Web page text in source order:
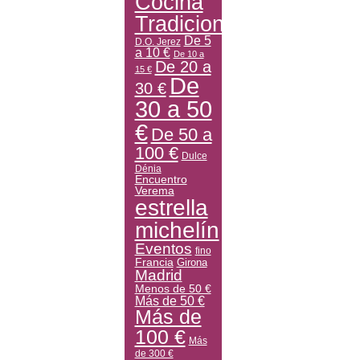
Tradicional
D.O. Jerez De 5
a 10 € De 10 a
15 € De 20 a
30 € De
30 a 50
€ De 50 a
100 € Dulce
Dénia
Encuentro
Verema
estrella
michelín
Eventos fino
Francia Girona
Madrid
Menos de 50 €
Más de 50 €
Más de
100 € Más
de 300 €